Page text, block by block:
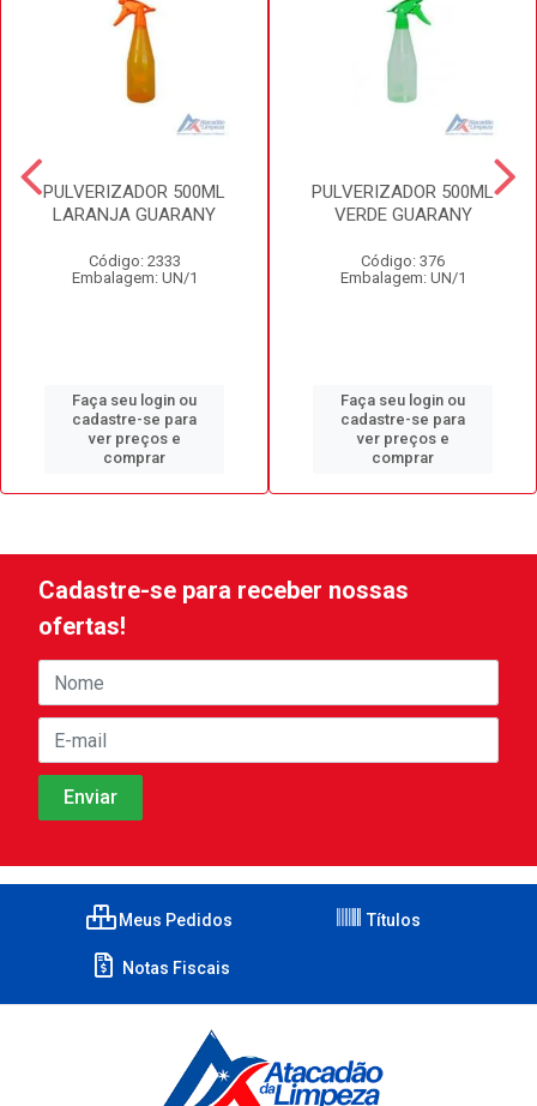
PULVERIZADOR 500ML
LARANJA GUARANY
Código: 2333
Embalagem: UN/1
Faça seu login ou
cadastre-se para
ver preços e
comprar
PULVERIZADOR 500ML
VERDE GUARANY
Código: 376
Embalagem: UN/1
Faça seu login ou
cadastre-se para
ver preços e
comprar
Cadastre-se para receber nossas
ofertas!
Meus Pedidos Títulos
Notas Fiscais